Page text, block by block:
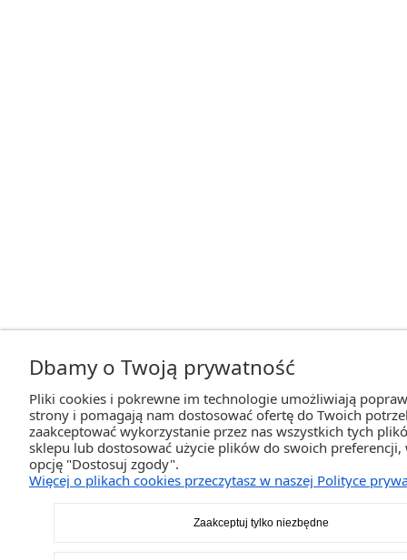
Dbamy o Twoją prywatność
Pliki cookies i pokrewne im technologie umożliwiają
strony i pomagają nam dostosować ofertę do Twoich
zaakceptować wykorzystanie przez nas wszystkich tych
sklepu lub dostosować użycie plików do swoich preferencji,
opcję "Dostosuj zgody".
Więcej o plikach cookies przeczytasz w naszej Polityce
Zaakceptuj tylko niezbędne